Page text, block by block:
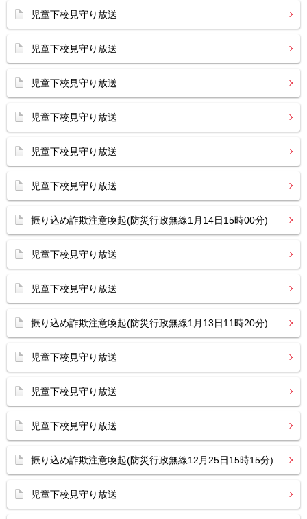
児童下校見守り放送
児童下校見守り放送
児童下校見守り放送
児童下校見守り放送
児童下校見守り放送
児童下校見守り放送
振り込め詐欺注意喚起(防災行政無線1月14日15時00分)
児童下校見守り放送
児童下校見守り放送
振り込め詐欺注意喚起(防災行政無線1月13日11時20分)
児童下校見守り放送
児童下校見守り放送
児童下校見守り放送
振り込め詐欺注意喚起(防災行政無線12月25日15時15分)
児童下校見守り放送